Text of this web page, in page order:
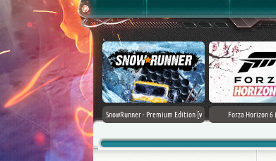
Assassin's Creed Black Flag
Resynced (2026) PC
SnowRunner - Premium Edition [v
Forza Horizon 6